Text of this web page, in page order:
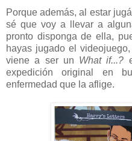
Porque además, al estar
sé que voy a llevar a
pronto disponga de ella,
hayas jugado el
viene a ser un What if...?
expedición original en
enfermedad que la aflige.